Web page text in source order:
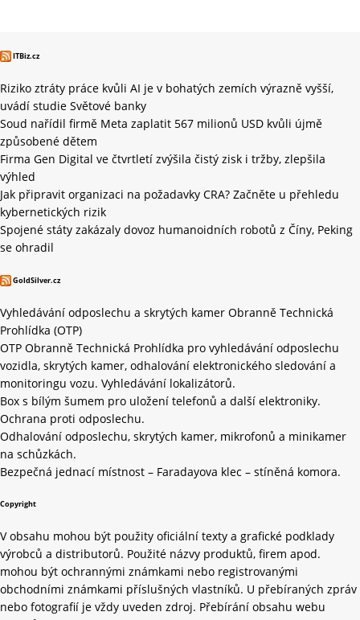
ITBiz.cz
Riziko ztráty práce kvůli AI je v bohatých zemích výrazně vyšší,
uvádí studie Světové banky
Soud nařídil firmě Meta zaplatit 567 milionů USD kvůli újmě
způsobené dětem
Firma Gen Digital ve čtvrtletí zvýšila čistý zisk i tržby, zlepšila
výhled
Jak připravit organizaci na požadavky CRA? Začněte u přehledu
kybernetických rizik
Spojené státy zakázaly dovoz humanoidních robotů z Číny, Peking
se ohradil
GoldSilver.cz
Vyhledávání odposlechu a skrytých kamer Obranně Technická
Prohlídka (OTP)
OTP Obranně Technická Prohlídka pro vyhledávání odposlechu
vozidla, skrytých kamer, odhalování elektronického sledování a
monitoringu vozu. Vyhledávání lokalizátorů.
Box s bílým šumem pro uložení telefonů a další elektroniky.
Ochrana proti odposlechu.
Odhalování odposlechu, skrytých kamer, mikrofonů a minikamer
na schůzkách.
Bezpečná jednací místnost – Faradayova klec – stíněná komora.
Copyright
V obsahu mohou být použity oficiální texty a grafické podklady
výrobců a distributorů. Použité názvy produktů, firem apod.
mohou být ochrannými známkami nebo registrovanými
obchodními známkami příslušných vlastníků. U přebíraných zpráv
nebo fotografií je vždy uveden zdroj. Přebírání obsahu webu